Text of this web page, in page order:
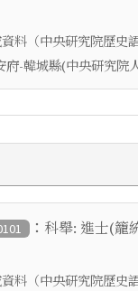
料（中央研究院歷史
府-韓城縣(中央研究院
： 科舉: 進士(籠
料（中央研究院歷史